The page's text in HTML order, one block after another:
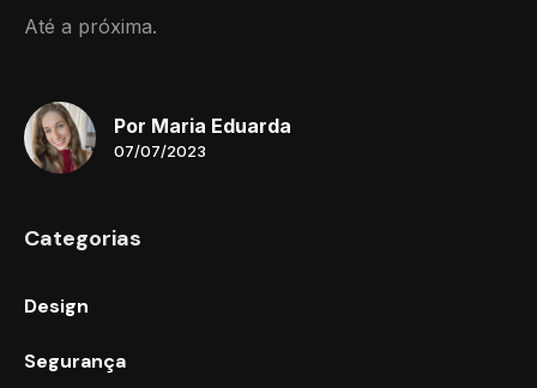
Até a próxima.
Por Maria Eduarda
07/07/2023
Categorias
Design
Segurança